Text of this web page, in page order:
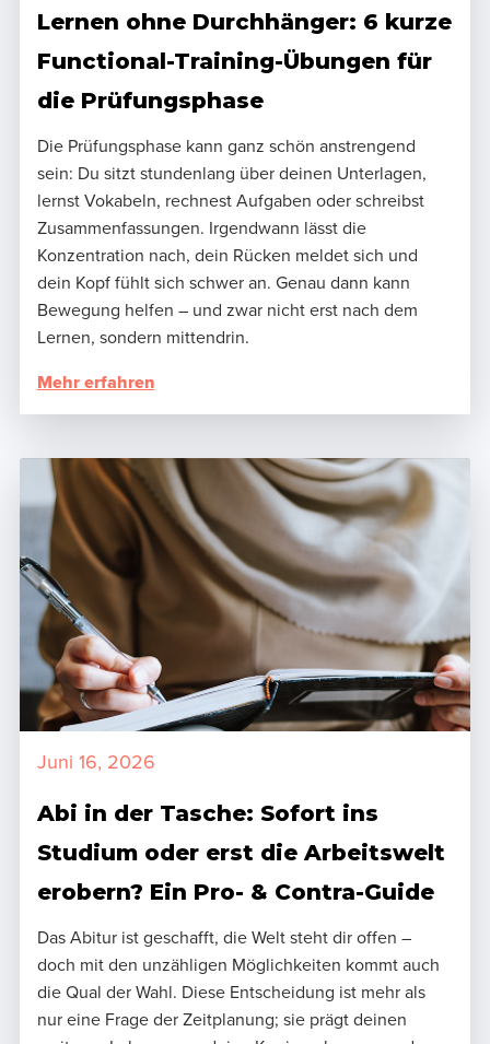
Lernen ohne Durchhänger: 6 kurze
Functional-Training-Übungen für
die Prüfungsphase
Die Prüfungsphase kann ganz schön anstrengend
sein: Du sitzt stundenlang über deinen Unterlagen,
lernst Vokabeln, rechnest Aufgaben oder schreibst
Zusammenfassungen. Irgendwann lässt die
Konzentration nach, dein Rücken meldet sich und
dein Kopf fühlt sich schwer an. Genau dann kann
Bewegung helfen – und zwar nicht erst nach dem
Lernen, sondern mittendrin.
Mehr erfahren
Juni 16, 2026
Abi in der Tasche: Sofort ins
Studium oder erst die Arbeitswelt
erobern? Ein Pro- & Contra-Guide
Das Abitur ist geschafft, die Welt steht dir offen –
doch mit den unzähligen Möglichkeiten kommt auch
die Qual der Wahl. Diese Entscheidung ist mehr als
nur eine Frage der Zeitplanung; sie prägt deinen